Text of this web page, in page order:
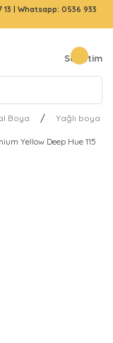
13 | Whatsapp: 0536 933
Sepetim
Boya Yağlı boya